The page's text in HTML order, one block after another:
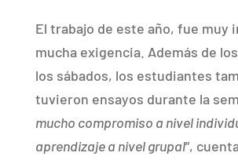
El trabajo de este año, fue muy
mucha exigencia. Además de
los sábados, los estudiantes
tuvieron ensayos durante la
mucho compromiso a nivel
aprendizaje a nivel grupal”,